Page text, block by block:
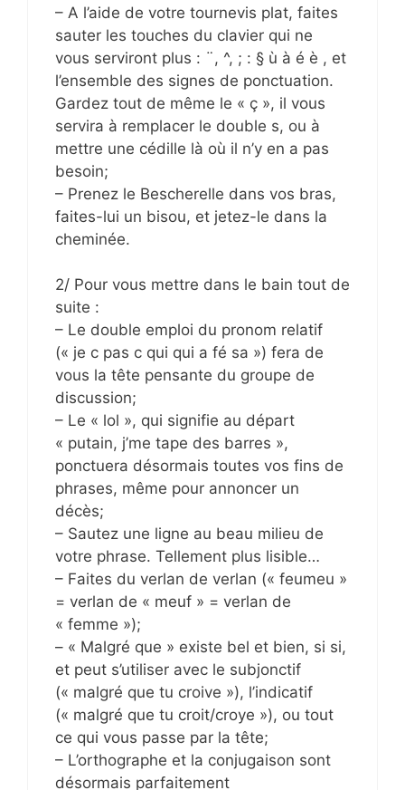
– A l’aide de votre tournevis plat, faites
sauter les touches du clavier qui ne
vous serviront plus : ¨, ^, ; : § ù à é è , et
l’ensemble des signes de ponctuation.
Gardez tout de même le « ç », il vous
servira à remplacer le double s, ou à
mettre une cédille là où il n’y en a pas
besoin;
– Prenez le Bescherelle dans vos bras,
faites-lui un bisou, et jetez-le dans la
cheminée.
2/ Pour vous mettre dans le bain tout de
suite :
– Le double emploi du pronom relatif
(« je c pas c qui qui a fé sa ») fera de
vous la tête pensante du groupe de
discussion;
– Le « lol », qui signifie au départ
« putain, j’me tape des barres »,
ponctuera désormais toutes vos fins de
phrases, même pour annoncer un
décès;
– Sautez une ligne au beau milieu de
votre phrase. Tellement plus lisible…
– Faites du verlan de verlan (« feumeu »
= verlan de « meuf » = verlan de
« femme »);
– « Malgré que » existe bel et bien, si si,
et peut s’utiliser avec le subjonctif
(« malgré que tu croive »), l’indicatif
(« malgré que tu croit/croye »), ou tout
ce qui vous passe par la tête;
– L’orthographe et la conjugaison sont
désormais parfaitement